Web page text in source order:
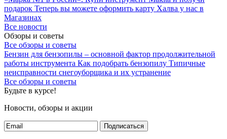
подарок Теперь вы можете оформить карту Халва у нас в
Магазинах
Все новости
Обзоры и советы
Все обзоры и советы
Бензин для бензопилы – основной фактор продолжительной
работы инструмента Как подобрать бензопилу Типичные
неисправности снегоуборщика и их устранение
Все обзоры и советы
Будьте в курсе!
Новости, обзоры и акции
Подписаться